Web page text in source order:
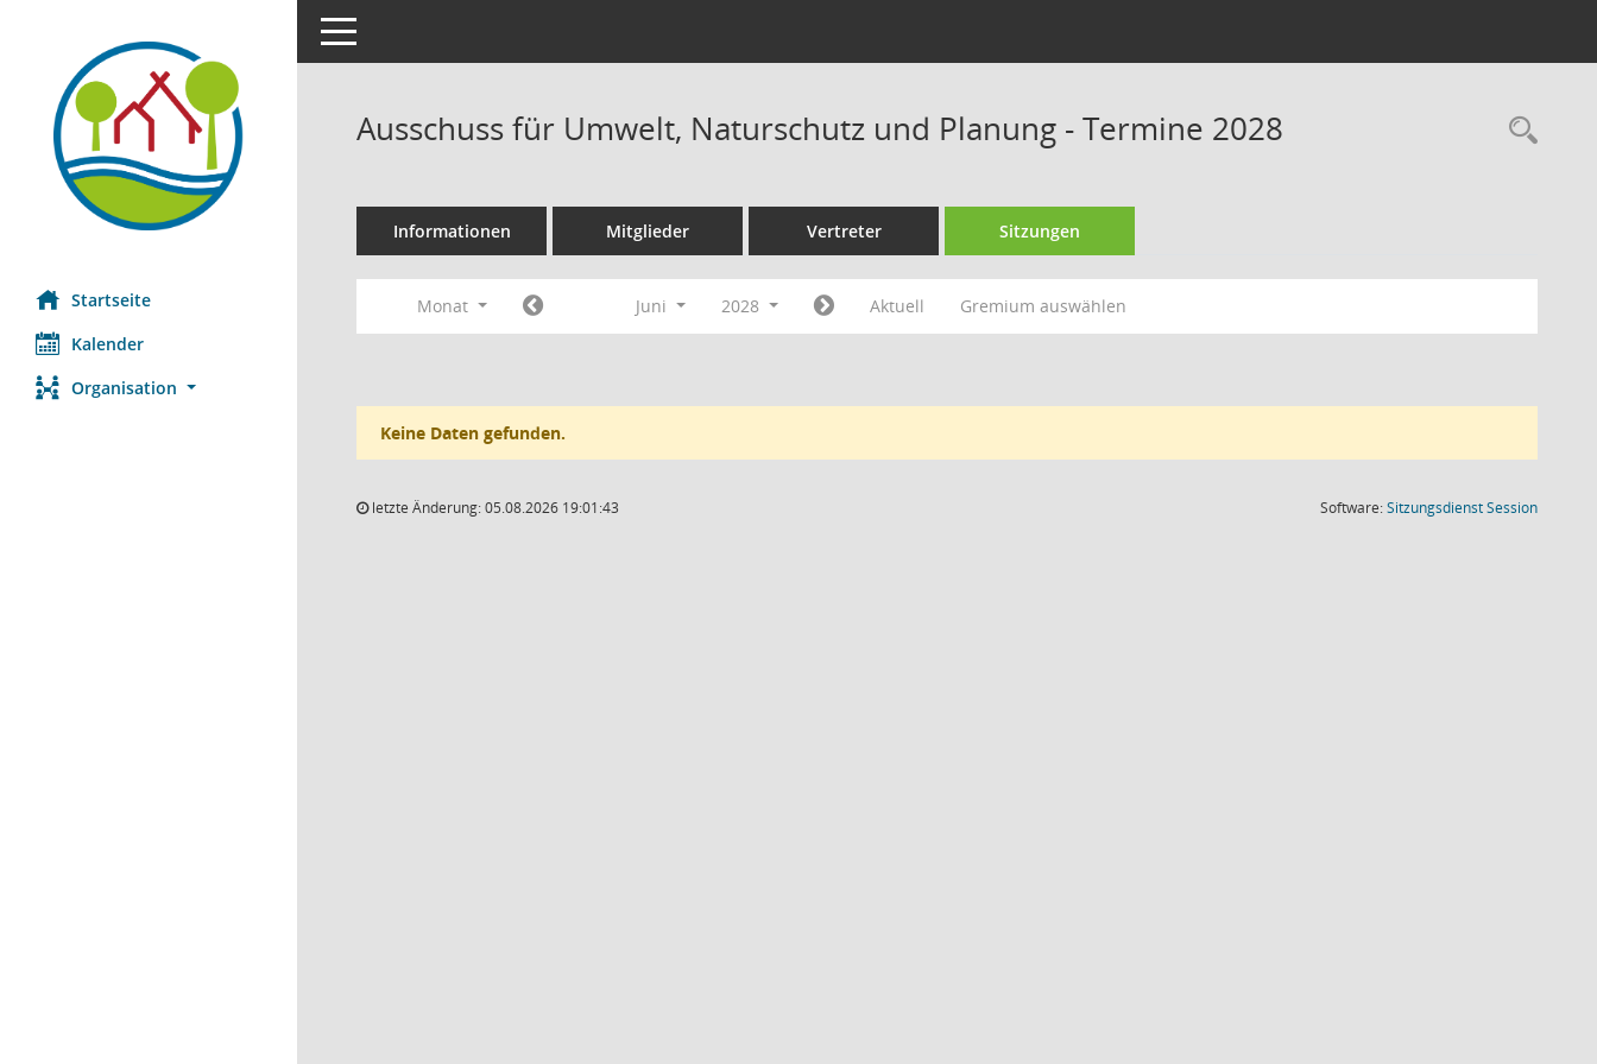
Startseite
Kalender
Organisation
Toggle navigation
Ausschuss für Umwelt, Naturschutz und Planung - Termine 2028
Informationen Mitglieder Vertreter Sitzungen
Monat Juni 2028 Aktuell Gremium auswählen
Keine Daten gefunden.
letzte Änderung: 05.08.2026 19:01:43 Software:SitzungsdienstSession(Wird in